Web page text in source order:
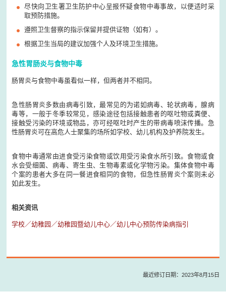
尽快向卫生署卫生防护中心呈报怀疑食物中毒事故，以便适时采
取预防措施。
遵照卫生督察的指示保留并提供证物（如有）。
根据卫生当局的建议加强个人及环境卫生措施。
急性胃肠炎与食物中毒
肠胃炎与食物中毒虽看似一样，但两者并不相同。
急性肠胃炎多数由病毒引致，最常见的为诺如病毒、轮状病毒，腺病
毒等，一般于冬季较常见，感染途径包括接触患者的呕吐物或粪便、
接触受污染的环境或物品，亦可经呕吐时产生的带病毒喷沫传播。急
性肠胃炎可在高危人士聚集的场所如学校、幼儿机构及护养院发生。
食物中毒通常由进食受污染食物或饮用受污染食水所引致。食物或食
水会受细菌、病毒、寄生虫、生物毒素或化学物污染。集体食物中毒
个案的患者大多在同一餐进食相同的食物，但急性肠胃炎个案则未必
如此发生。
相关资讯
学校／幼稚园／幼稚园暨幼儿中心／幼儿中心预防传染病指引
最近修订日期：2023年8月15日